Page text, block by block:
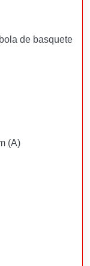
de basquete
(A)